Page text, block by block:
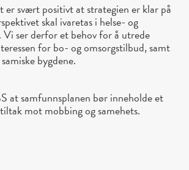
er svært positivt at strategien er klar på
skal ivaretas i helse- og
Vi ser derfor et behov for å utrede
for bo- og omsorgstilbud, samt
bygdene.
at samfunnsplanen bør inneholde et
mot mobbing og samehets.